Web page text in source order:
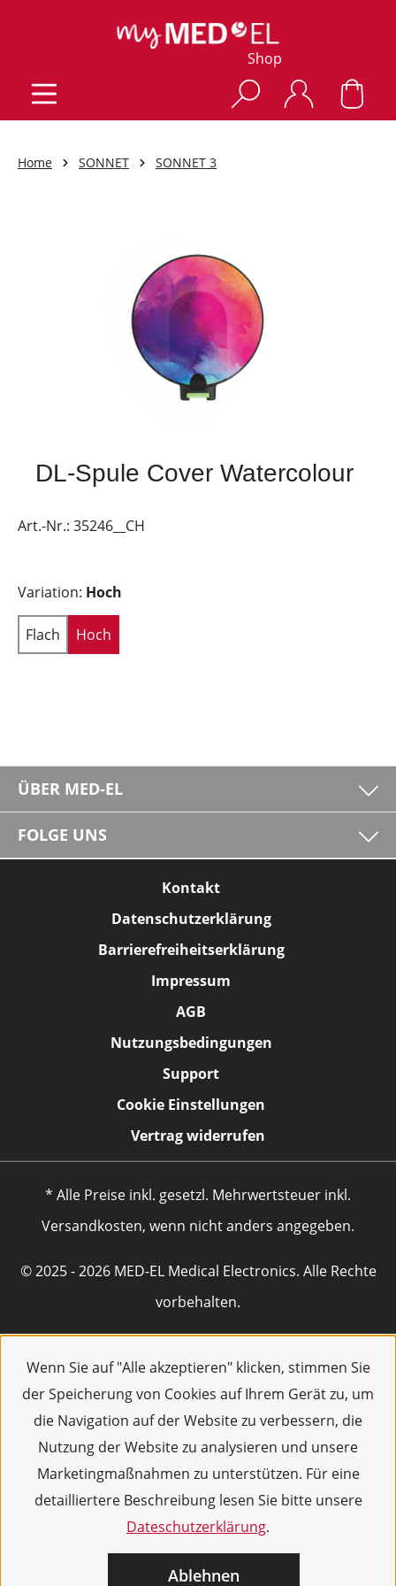
Wenn Sie auf "Alle akzeptieren" klicken, stimmen Sie
der Speicherung von Cookies auf Ihrem Gerät zu, um
die Navigation auf der Website zu verbessern, die
Nutzung der Website zu analysieren und unsere
Marketingmaßnahmen zu unterstützen. Für eine
detailliertere Beschreibung lesen Sie bitte unsere
Dateschutzerklärung.
Ablehnen
Shop
Home SONNET SONNET 3
DL-Spule Cover Watercolour
Art.-Nr.: 35246__CH
Variation: Hoch
Flach Hoch
ÜBER MED-EL
FOLGE UNS
Kontakt
Datenschutzerklärung
Barrierefreiheitserklärung
Impressum
AGB
Nutzungsbedingungen
Support
Cookie Einstellungen
Vertrag widerrufen
* Alle Preise inkl. gesetzl. Mehrwertsteuer inkl.
Versandkosten, wenn nicht anders angegeben.
© 2025 - 2026 MED-EL Medical Electronics. Alle Rechte
vorbehalten.